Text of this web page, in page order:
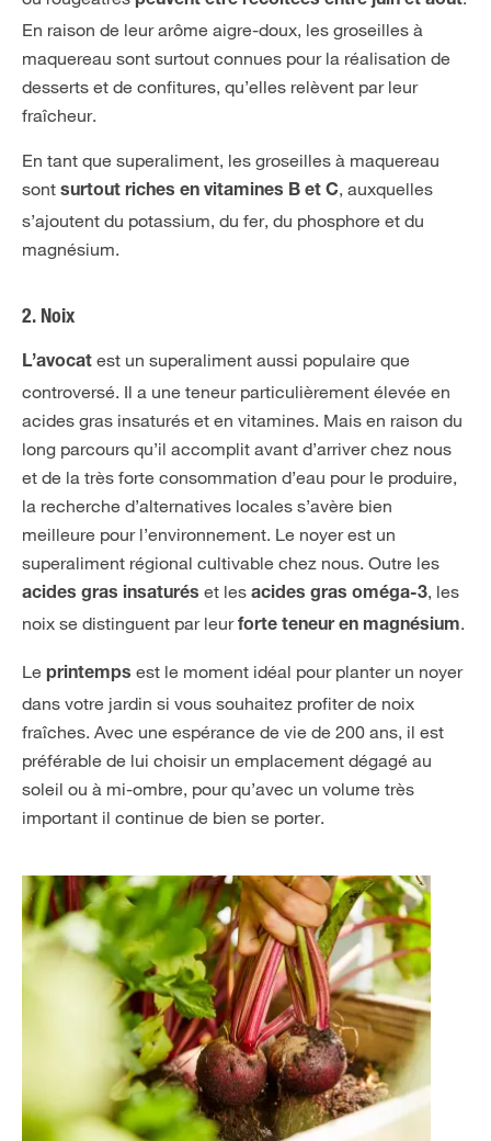
En raison de leur arôme aigre-doux, les groseilles à
maquereau sont surtout connues pour la réalisation de
desserts et de confitures, qu’elles relèvent par leur
fraîcheur.
En tant que superaliment, les groseilles à maquereau
sont surtout riches en vitamines B et C, auxquelles
s’ajoutent du potassium, du fer, du phosphore et du
magnésium.
2. Noix
L’avocat est un superaliment aussi populaire que
controversé. Il a une teneur particulièrement élevée en
acides gras insaturés et en vitamines. Mais en raison du
long parcours qu’il accomplit avant d’arriver chez nous
et de la très forte consommation d’eau pour le produire,
la recherche d’alternatives locales s’avère bien
meilleure pour l’environnement. Le noyer est un
superaliment régional cultivable chez nous. Outre les
acides gras insaturés et les acides gras oméga-3, les
noix se distinguent par leurforte teneur en magnésium.
Le printemps est le moment idéal pour planter un noyer
dans votre jardin si vous souhaitez profiter de noix
fraîches. Avec une espérance de vie de 200 ans, il est
préférable de lui choisir un emplacement dégagé au
soleil ou à mi-ombre, pour qu’avec un volume très
important il continue de bien se porter.